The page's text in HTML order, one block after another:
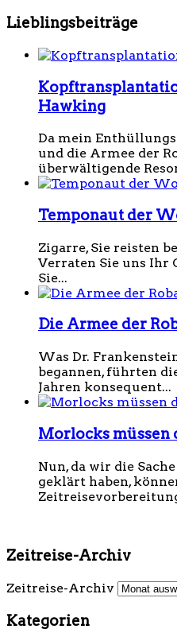
Lieblingsbeiträge
Hawking
Da mein
und die Armee der
überwältigende
Temponaut der
Zigarre, Sie reisten
Verraten Sie uns Ihr
Sie...
Die Armee der
Was Dr.
begannen, führten
Jahren konsequent...
Morlocks müssen
Nun, da wir die
geklärt haben,
Zeitreise-Archiv
Zeitreise-Archiv
Kategorien